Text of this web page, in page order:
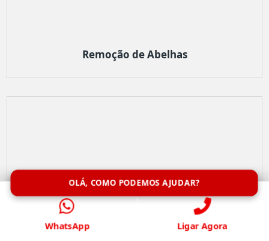
Remoção de Abelhas
OLÁ, COMO PODEMOS AJUDAR?
WhatsApp Ligar Agora